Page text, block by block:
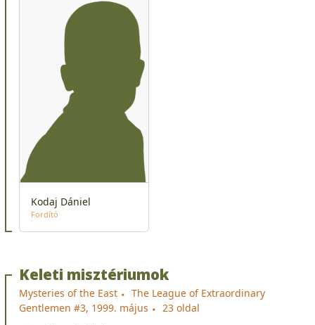
Kodaj Dániel
Fordító
Keleti misztériumok
Mysteries of the East
The League of Extraordinary
Gentlemen #3, 1999. május
23 oldal